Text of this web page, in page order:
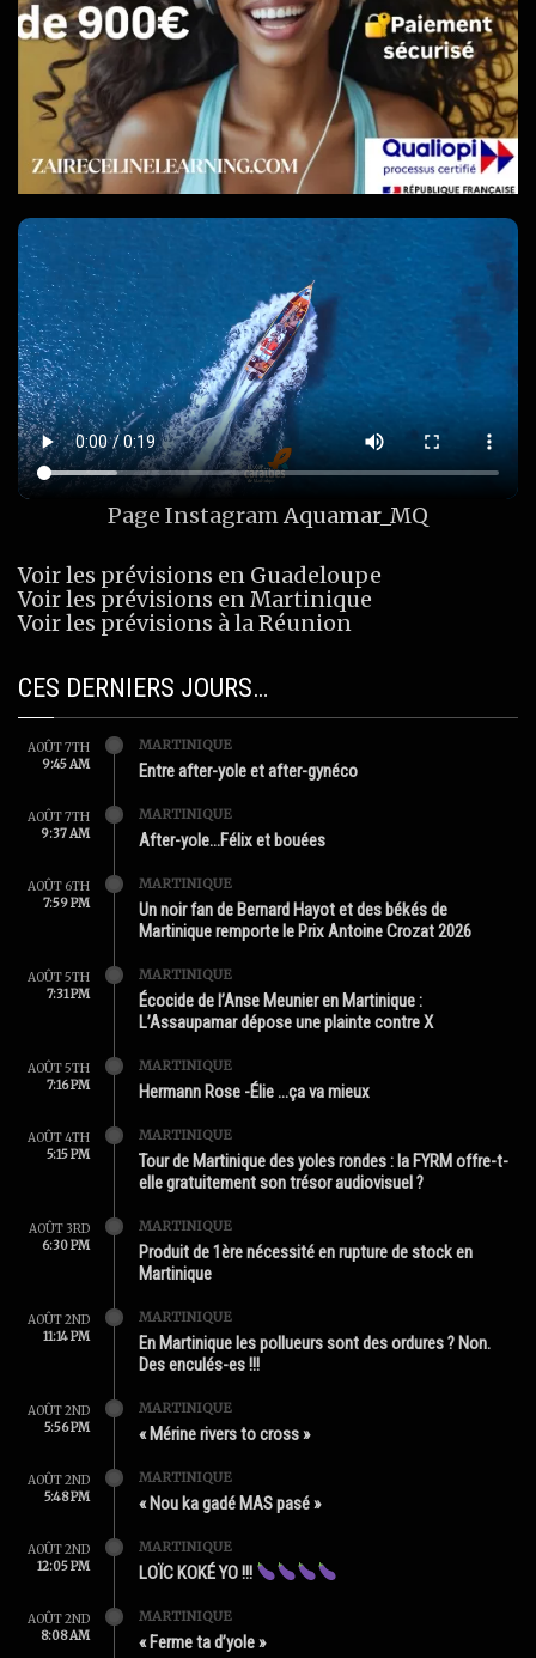
Page InstagramAquamar_MQ
Voir les prévisions en Guadeloupe
Voir les prévisions en Martinique
Voir les prévisions à la Réunion
CES DERNIERS JOURS…
AOÛT 7TH
9:45 AM
MARTINIQUE
Entre after-yole et after-gynéco
AOÛT 7TH
9:37 AM
MARTINIQUE
After-yole…Félix et bouées
AOÛT 6TH
7:59 PM
MARTINIQUE
Un noir fan de Bernard Hayot et des békés de
Martinique remporte le Prix Antoine Crozat 2026
AOÛT 5TH
7:31 PM
MARTINIQUE
Écocide de l’Anse Meunier en Martinique :
L’Assaupamar dépose une plainte contre X
AOÛT 5TH
7:16 PM
MARTINIQUE
Hermann Rose -Élie …ça va mieux
AOÛT 4TH
5:15 PM
MARTINIQUE
Tour de Martinique des yoles rondes : la FYRM offre-t-
elle gratuitement son trésor audiovisuel ?
AOÛT 3RD
6:30 PM
MARTINIQUE
Produit de 1ère nécessité en rupture de stock en
Martinique
AOÛT 2ND
11:14 PM
MARTINIQUE
En Martinique les pollueurs sont des ordures ? Non.
Des enculés-es !!!
AOÛT 2ND
5:56 PM
MARTINIQUE
« Mérine rivers to cross »
AOÛT 2ND
5:48 PM
MARTINIQUE
« Nou ka gadé MAS pasé »
AOÛT 2ND
12:05 PM
MARTINIQUE
LOÏC KOKÉ YO !!!
AOÛT 2ND
8:08 AM
MARTINIQUE
« Ferme ta d’yole »